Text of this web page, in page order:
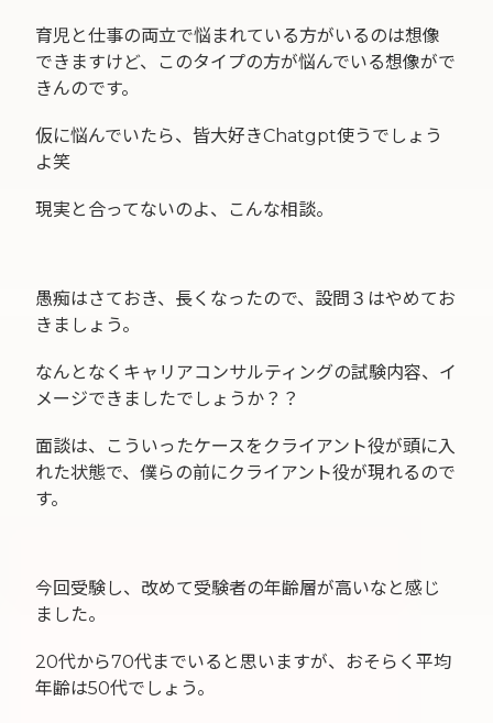
育児と仕事の両立で悩まれている方がいるのは想像
できますけど、このタイプの方が悩んでいる想像がで
きんのです。
仮に悩んでいたら、皆大好きChatgpt使うでしょう
よ笑
現実と合ってないのよ、こんな相談。
愚痴はさておき、長くなったので、設問３はやめてお
きましょう。
なんとなくキャリアコンサルティングの試験内容、イ
メージできましたでしょうか？？
面談は、こういったケースをクライアント役が頭に入
れた状態で、僕らの前にクライアント役が現れるので
す。
今回受験し、改めて受験者の年齢層が高いなと感じ
ました。
20代から70代までいると思いますが、おそらく平均
年齢は50代でしょう。